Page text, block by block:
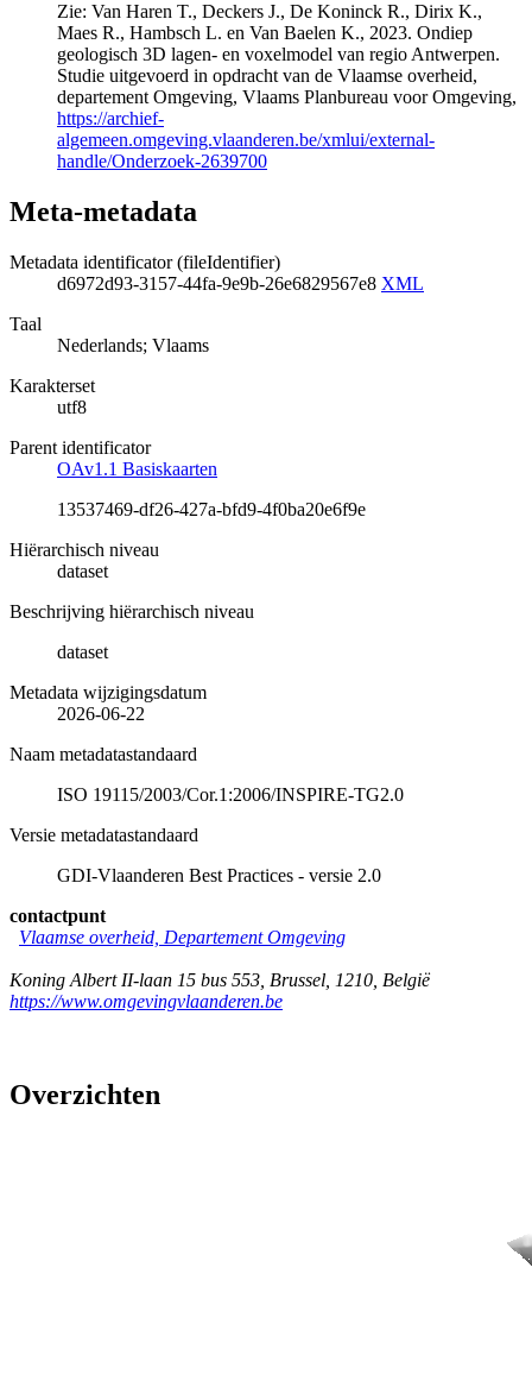
Zie: Van Haren T., Deckers J., De Koninck R., Dirix K.,
Maes R., Hambsch L. en Van Baelen K., 2023. Ondiep
geologisch 3D lagen- en voxelmodel van regio Antwerpen.
Studie uitgevoerd in opdracht van de Vlaamse overheid,
departement Omgeving, Vlaams Planbureau voor Omgeving,
https://archief-
algemeen.omgeving.vlaanderen.be/xmlui/external-
handle/Onderzoek-2639700
Meta-metadata
Metadata identificator (fileIdentifier)
d6972d93-3157-44fa-9e9b-26e6829567e8 XML
Taal
Nederlands; Vlaams
Karakterset
utf8
Parent identificator
OAv1.1 Basiskaarten
13537469-df26-427a-bfd9-4f0ba20e6f9e
Hiërarchisch niveau
dataset
Beschrijving hiërarchisch niveau
dataset
Metadata wijzigingsdatum
2026-06-22
Naam metadatastandaard
ISO 19115/2003/Cor.1:2006/INSPIRE-TG2.0
Versie metadatastandaard
GDI-Vlaanderen Best Practices - versie 2.0
contactpunt
Vlaamse overheid, Departement Omgeving
Koning Albert II-laan 15 bus 553 Brussel 1210 België
https://www.omgevingvlaanderen.be
Overzichten